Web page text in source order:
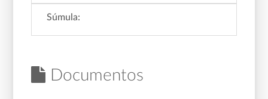
Súmula:
Documentos